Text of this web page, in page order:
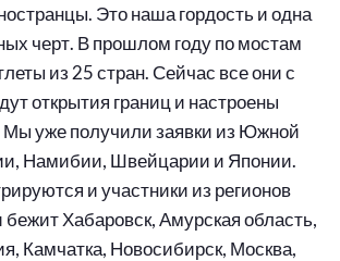
Это наша гордость и одна
черт. В прошлом году по мостам
из 25 стран. Сейчас все они с
открытия границ и настроены
уже получили заявки из Южной
Намибии, Швейцарии и Японии.
и участники из регионов
Хабаровск, Амурская область,
Камчатка, Новосибирск, Москва,